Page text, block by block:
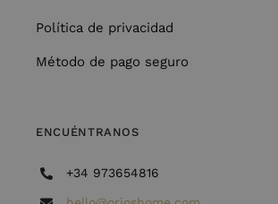
Política de privacidad
Método de pago seguro
ENCUÉNTRANOS
+34 973654816